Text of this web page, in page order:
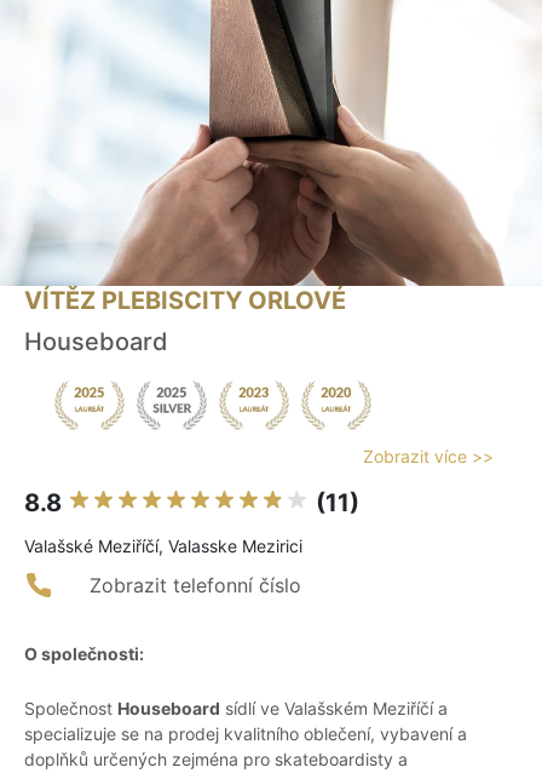
VÍTĚZ PLEBISCITY ORLOVÉ
Houseboard
Zobrazit více >>
8.8 (11)
Valašské Meziříčí, Valasske Mezirici
Zobrazit telefonní číslo
O společnosti:
Společnost Houseboard sídlí ve Valašském Meziříčí a
specializuje se na prodej kvalitního oblečení, vybavení a
doplňků určených zejména pro skateboardisty a